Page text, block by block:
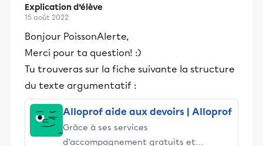
Explication d’élève
15 août 2022
Bonjour PoissonAlerte,
Merci pour ta question! :)
Tu trouveras sur la fiche suivante la structure
du texte argumentatif :
Alloprof aide aux devoirs | Alloprof
Grâce à ses services
d’accompagnement gratuits et